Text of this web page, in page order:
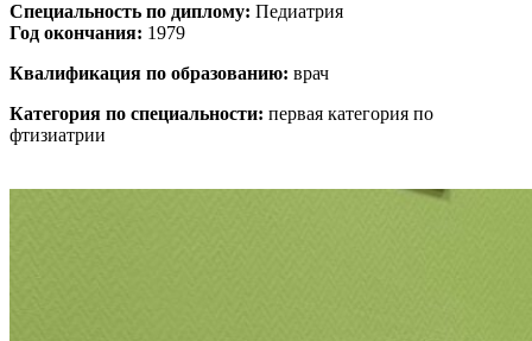
Специальность по диплому: Педиатрия
Год окончания: 1979
Квалификация по образованию: врач
Категория по специальности: первая категория по
фтизиатрии